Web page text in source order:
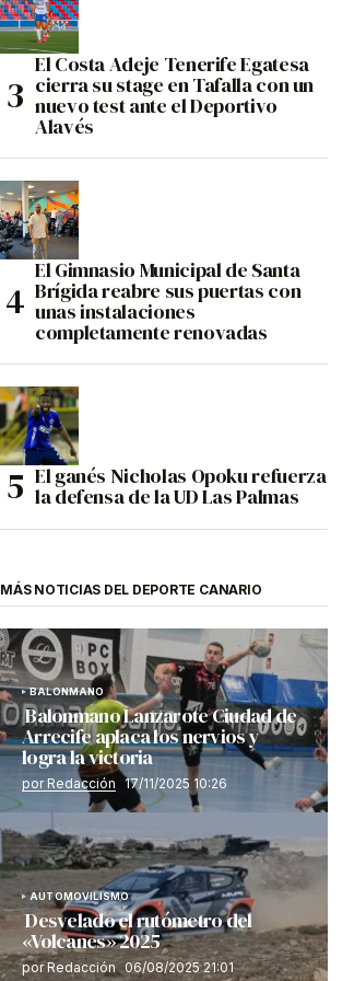
El Costa Adeje Tenerife Egatesa
cierra su stage en Tafalla con un
nuevo test ante el Deportivo
Alavés
El Gimnasio Municipal de Santa
Brígida reabre sus puertas con
unas instalaciones
completamente renovadas
El ganés Nicholas Opoku refuerza
la defensa de la UD Las Palmas
MÁS NOTICIAS DEL DEPORTE CANARIO
BALONMANO
Balonmano Lanzarote Ciudad de
Arrecife aplaca los nervios y
logra la victoria
por Redacción 17/11/2025 10:26
AUTOMOVILISMO
Desvelado el rutómetro del
«Volcanes» 2025
por Redacción 06/08/2025 21:01